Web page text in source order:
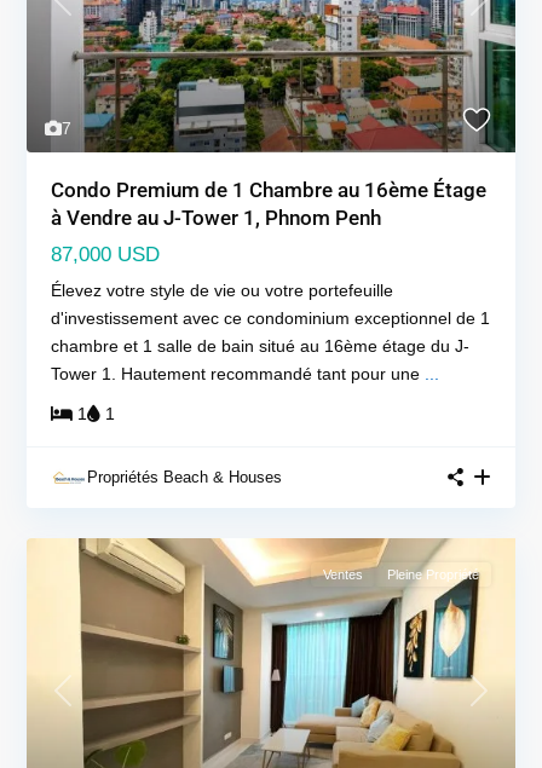
7
Previous Next
Condo Premium de 1 Chambre au 16ème Étage
à Vendre au J-Tower 1, Phnom Penh
87,000 USD
Élevez votre style de vie ou votre portefeuille
d'investissement avec ce condominium exceptionnel de 1
chambre et 1 salle de bain situé au 16ème étage du J-
Tower 1. Hautement recommandé tant pour une
1 1
Propriétés Beach & Houses
Previous Next
Ventes Pleine Propriété